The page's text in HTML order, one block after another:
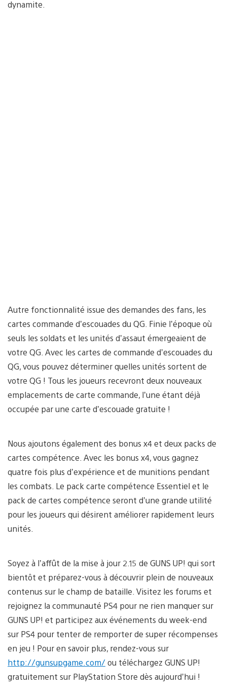
dynamite.
Autre fonctionnalité issue des demandes des fans, les
cartes commande d’escouades du QG. Finie l’époque où
seuls les soldats et les unités d’assaut émergeaient de
votre QG. Avec les cartes de commande d’escouades du
QG, vous pouvez déterminer quelles unités sortent de
votre QG ! Tous les joueurs recevront deux nouveaux
emplacements de carte commande, l’une étant déjà
occupée par une carte d’escouade gratuite !
Nous ajoutons également des bonus x4 et deux packs de
cartes compétence. Avec les bonus x4, vous gagnez
quatre fois plus d’expérience et de munitions pendant
les combats. Le pack carte compétence Essentiel et le
pack de cartes compétence seront d’une grande utilité
pour les joueurs qui désirent améliorer rapidement leurs
unités.
Soyez à l’affût de la mise à jour 2.15 de GUNS UP! qui sort
bientôt et préparez-vous à découvrir plein de nouveaux
contenus sur le champ de bataille. Visitez les forums et
rejoignez la communauté PS4 pour ne rien manquer sur
GUNS UP! et participez aux événements du week-end
sur PS4 pour tenter de remporter de super récompenses
en jeu ! Pour en savoir plus, rendez-vous sur
http://gunsupgame.com/ou téléchargez GUNS UP!
gratuitement sur PlayStation Store dès aujourd’hui !